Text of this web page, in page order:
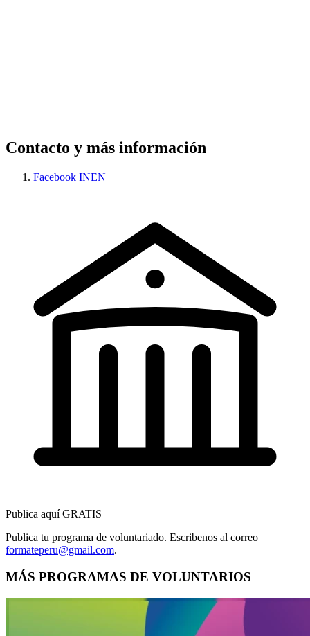
Contacto y más información
Facebook INEN
Publica aquí GRATIS
Publica tu programa de voluntariado. Escribenos al correo
formateperu@gmail.com.
MÁS PROGRAMAS DE VOLUNTARIOS